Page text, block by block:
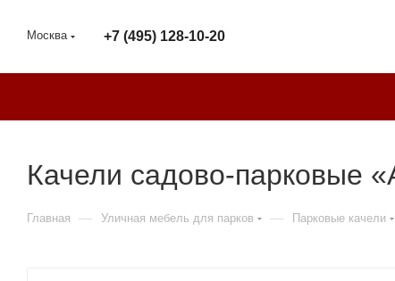
Москва +7 (495) 128-10-20
Качели садово-парковые
Главная — Уличная мебель для парков — Парковые качели